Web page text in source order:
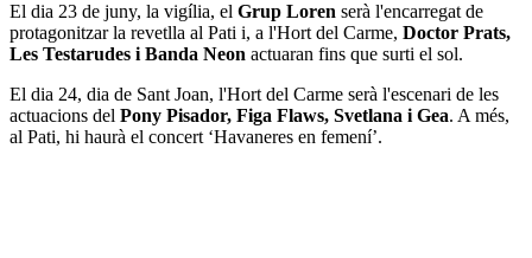
El dia 23 de juny, la vigília, el Grup Loren serà l'encarregat de
protagonitzar la revetlla al Pati i, a l'Hort del Carme, Doctor Prats,
Les Testarudes i Banda Neon actuaran fins que surti el sol.
El dia 24, dia de Sant Joan, l'Hort del Carme serà l'escenari de les
actuacions del Pony Pisador, Figa Flaws, Svetlana i Gea. A més,
al Pati, hi haurà el concert ‘Havaneres en femení’.